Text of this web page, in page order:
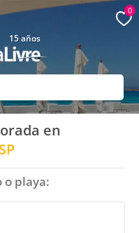
15 años
0
en
o playa: